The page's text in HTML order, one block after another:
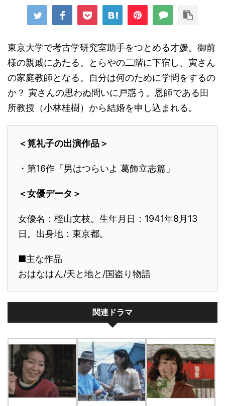
東京大学で考古学研究室助手をつとめる才媛。御前
様の親戚にあたる。とらやの二階に下宿し、寅さん
の家庭教師となる。自分は何のために学問をするの
か？ 寅さんの思わぬ問いに戸惑う。恩師である田
所教授（小林桂樹）から結婚を申し込まれる。
＜筧礼子の出演作品＞
・第16作「男はつらいよ 葛飾立志篇」
＜女優データ＞
女優名：樫山文枝。生年月日：1941年8月13
日。出身地：東京都。
■主な作品
おはなはん/天と地と/国盗り物語
関連ドラマ